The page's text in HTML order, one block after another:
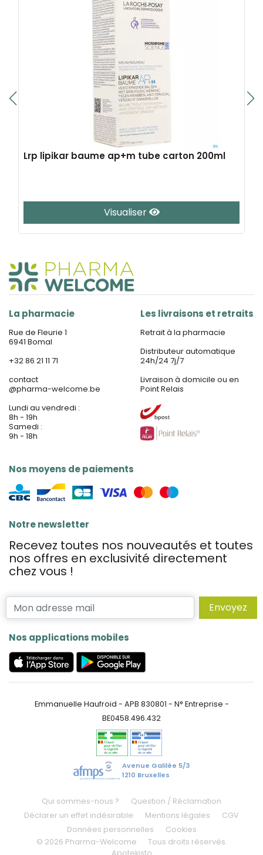
Lrp lipikar baume ap+m tube carton 200ml
Visualiser
La pharmacie
Rue de Fleurie 1
6941 Bomal
+32 86 21 11 71
contact
@pharma-welcome.be
Lundi au vendredi :
8h - 19h
Samedi :
9h - 18h
Nos moyens de paiements
Les livraisons et retraits
Retrait à la pharmacie
Distributeur automatique
24h/24 7j/7
Livraison à domicile ou en
Point Relais
Notre newsletter
Recevez toutes nos nouveautés et toutes
nos offres en exclusivité directement
chez vous !
Envoyez
Nos applications mobiles
Emmanuelle Haufroid - APB 830801 - N° Entreprise -
BE0458.496.432
Avenue Galilée 5/3
1210 Bruxelles
Qui sommes-nous ?
Question / Réclamation
Déclarer un effet indésirable
Mentions légales
CGV
Données personnelles
Cookies
© 2026 Pharma-Welcome
Tous droits réservés.
Apotekisto